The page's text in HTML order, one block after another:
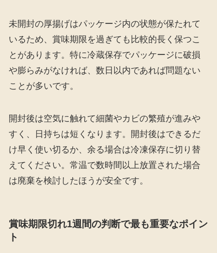
未開封の厚揚げはパッケージ内の状態が保たれて
いるため、賞味期限を過ぎても比較的長く保つこ
とがあります。特に冷蔵保存でパッケージに破損
や膨らみがなければ、数日以内であれば問題ない
ことが多いです。
開封後は空気に触れて細菌やカビの繁殖が進みや
すく、日持ちは短くなります。開封後はできるだ
け早く使い切るか、余る場合は冷凍保存に切り替
えてください。常温で数時間以上放置された場合
は廃棄を検討したほうが安全です。
賞味期限切れ1週間の判断で最も重要なポイン
ト